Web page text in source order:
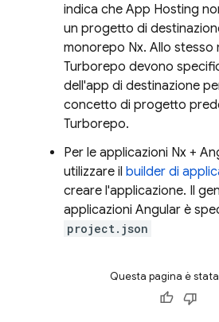
indica che App Hosting
un progetto di
monorepo Nx. Allo stesso
Turborepo devono
dell'app di destinazione
concetto di progetto
Turborepo.
Per le applicazioni Nx +
utilizzare il builder di
creare l'applicazione. Il
applicazioni Angular è
project.json
Questa pagina è